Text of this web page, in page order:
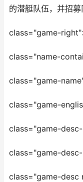
的潜艇队伍，并招募
class="game-
class="name-
class="game-
class="game-
class="game-
class="game-
class="game-desc